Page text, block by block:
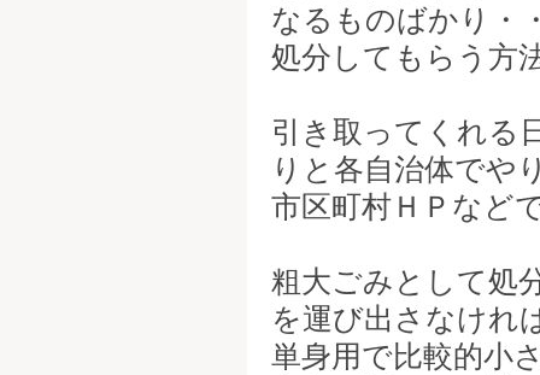
なるものばかり・
処分してもらう方
引き取ってくれる
りと各自治体でや
市区町村ＨＰなど
粗大ごみとして処
を運び出さなけれ
単身用で比較的小